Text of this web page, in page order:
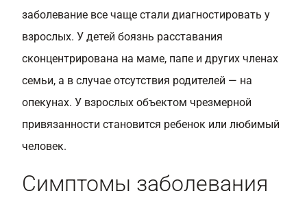
заболевание все чаще стали диагностировать у
взрослых. У детей боязнь расставания
сконцентрирована на маме, папе и других членах
семьи, а в случае отсутствия родителей — на
опекунах. У взрослых объектом чрезмерной
привязанности становится ребенок или любимый
человек.
Симптомы заболевания